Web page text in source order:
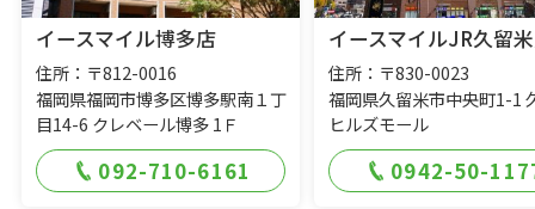
イースマイル博多店
住所：〒812-0016
福岡県福岡市博多区博多駅南１丁
目14-6 クレベール博多 1Ｆ
092-710-6161
イースマイルJR久留
住所：〒830-0023
福岡県久留米市中央町1-1
ヒルズモール
0942-50-